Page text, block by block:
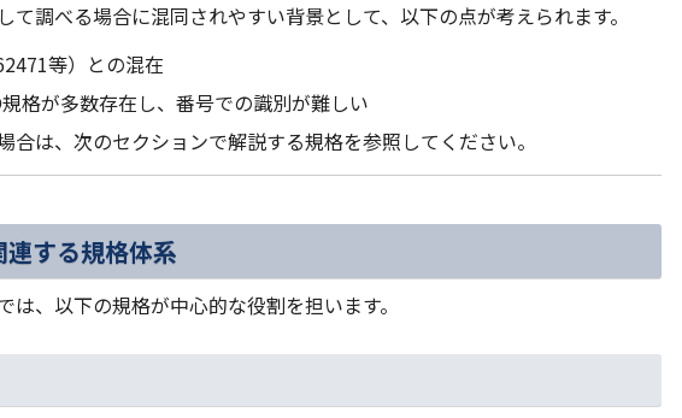
て調べる場合に混同されやすい背景として、以下の点が考えられます。
等）との混在
格が多数存在し、番号での識別が難しい
合は、次のセクションで解説する規格を参照してください。
する規格体系
は、以下の規格が中心的な役割を担います。